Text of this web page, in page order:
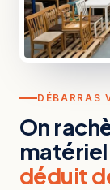
DÉBARRAS
On
déduit